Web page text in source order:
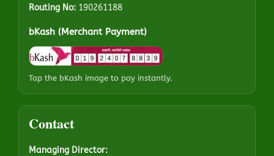
Routing No: 190261188
bKash (Merchant Payment)
Tap the bKash image to pay instantly.
Contact
Managing Director: